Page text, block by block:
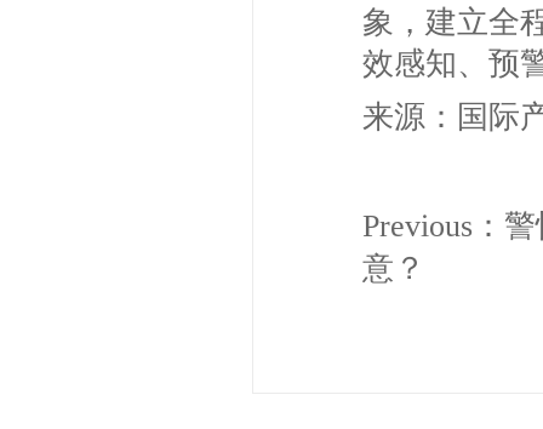
象，建立全
效感知、预
来源：国际
Previous：
意？